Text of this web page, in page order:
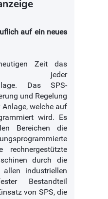
auf ein neues
Zeit das
jeder
Das SPS-
und Regelung
welche auf
wird. Es
Bereichen die
durch die
industriellen
Bestandteil
von SPS, die